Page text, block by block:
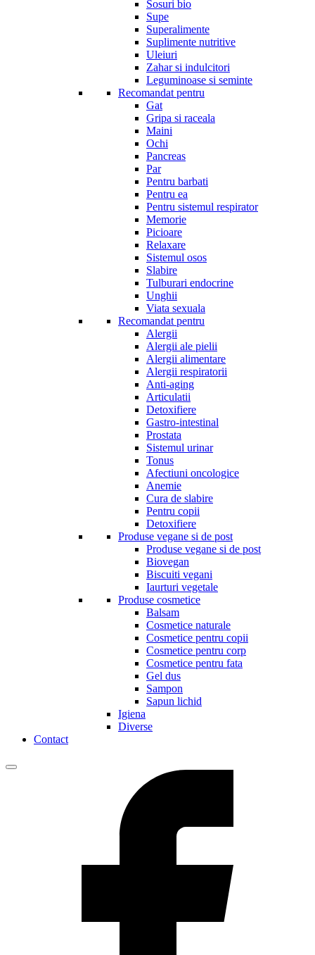
Sosuri bio
Supe
Superalimente
Suplimente nutritive
Uleiuri
Zahar si indulcitori
Leguminoase si seminte
Recomandat pentru
Gat
Gripa si raceala
Maini
Ochi
Pancreas
Par
Pentru barbati
Pentru ea
Pentru sistemul respirator
Memorie
Picioare
Relaxare
Sistemul osos
Slabire
Tulburari endocrine
Unghii
Viata sexuala
Recomandat pentru
Alergii
Alergii ale pielii
Alergii alimentare
Alergii respiratorii
Anti-aging
Articulatii
Detoxifiere
Gastro-intestinal
Prostata
Sistemul urinar
Tonus
Afectiuni oncologice
Anemie
Cura de slabire
Pentru copii
Detoxifiere
Produse vegane si de post
Produse vegane si de post
Biovegan
Biscuiti vegani
Iaurturi vegetale
Produse cosmetice
Balsam
Cosmetice naturale
Cosmetice pentru copii
Cosmetice pentru corp
Cosmetice pentru fata
Gel dus
Sampon
Sapun lichid
Igiena
Diverse
Contact